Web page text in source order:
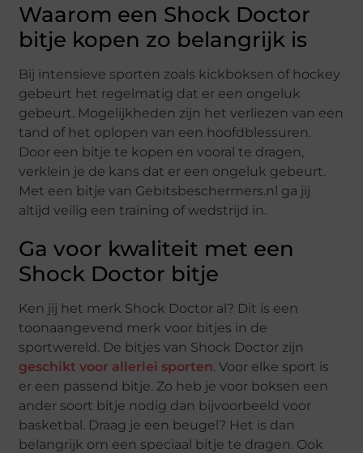
Waarom een Shock Doctor
bitje kopen zo belangrijk is
Bij intensieve sporten zoals kickboksen of hockey
gebeurt het regelmatig dat er een ongeluk
gebeurt. Mogelijkheden zijn het verliezen van een
tand of het oplopen van een hoofdblessuren.
Door een bitje te kopen en vooral te dragen,
verklein je de kans dat er een ongeluk gebeurt.
Met een bitje van Gebitsbeschermers.nl ga jij
altijd veilig een training of wedstrijd in.
Ga voor kwaliteit met een
Shock Doctor bitje
Ken jij het merk Shock Doctor al? Dit is een
toonaangevend merk voor bitjes in de
sportwereld. De bitjes van Shock Doctor zijn
geschikt voor allerlei sporten. Voor elke sport is
er een passend bitje. Zo heb je voor boksen een
ander soort bitje nodig dan bijvoorbeeld voor
basketbal. Draag je een beugel? Het is dan
belangrijk om een speciaal bitje te dragen. Ook